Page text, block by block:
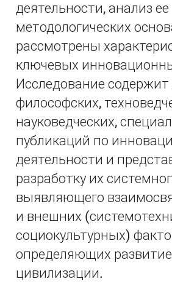
деятельности, анализ ее
методологических
рассмотрены
ключевых
Исследование содержит
философских,
науковедческих,
публикаций по
деятельности и
разработку их
выявляющего
и внешних
социокультурных)
определяющих
цивилизации.